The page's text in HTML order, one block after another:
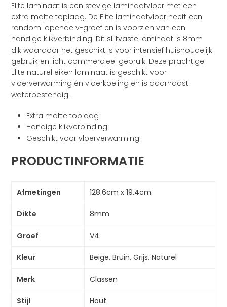
Elite laminaat is een stevige laminaatvloer met een
extra matte toplaag. De Elite laminaatvloer heeft een
rondom lopende v-groef en is voorzien van een
handige klikverbinding. Dit slijtvaste laminaat is 8mm
dik waardoor het geschikt is voor intensief huishoudelijk
gebruik en licht commercieel gebruik. Deze prachtige
Elite naturel eiken laminaat is geschikt voor
vloerverwarming én vloerkoeling en is daarnaast
waterbestendig.
Extra matte toplaag
Handige klikverbinding
Geschikt voor vloerverwarming
PRODUCTINFORMATIE
Afmetingen 128.6cm x 19.4cm
Dikte 8mm
Groef V4
Kleur Beige, Bruin, Grijs, Naturel
Merk Classen
Stijl Hout